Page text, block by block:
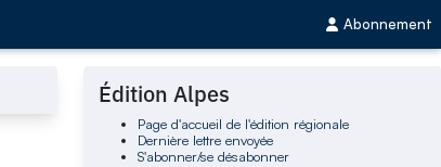
Abonnement
Édition Alpes
Page d'accueil de l'édition régionale
Dernière lettre envoyée
S'abonner/se désabonner